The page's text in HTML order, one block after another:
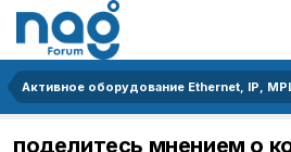
поделитесь мнением о